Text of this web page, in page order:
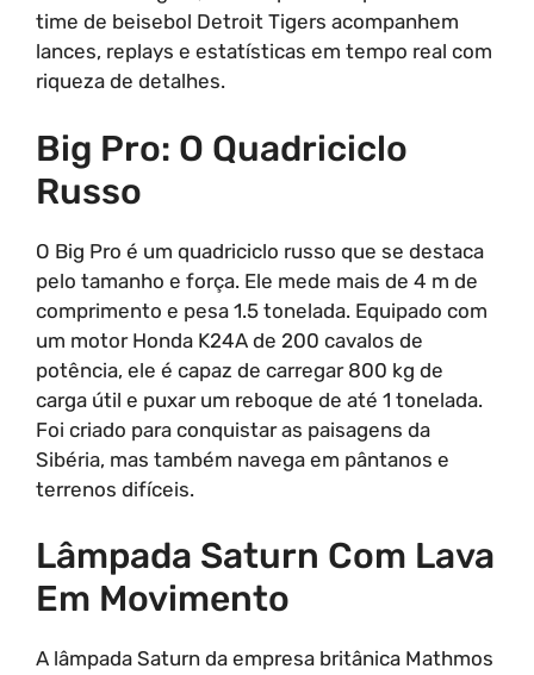
time de beisebol Detroit Tigers acompanhem
lances, replays e estatísticas em tempo real com
riqueza de detalhes.
Big Pro: O Quadriciclo
Russo
O Big Pro é um quadriciclo russo que se destaca
pelo tamanho e força. Ele mede mais de 4 m de
comprimento e pesa 1.5 tonelada. Equipado com
um motor Honda K24A de 200 cavalos de
potência, ele é capaz de carregar 800 kg de
carga útil e puxar um reboque de até 1 tonelada.
Foi criado para conquistar as paisagens da
Sibéria, mas também navega em pântanos e
terrenos difíceis.
Lâmpada Saturn Com Lava
Em Movimento
A lâmpada Saturn da empresa britânica Mathmos